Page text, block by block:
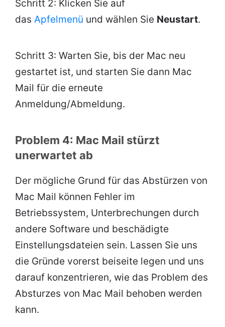
Schritt 2: Klicken Sie auf
das Apfelmenü und wählen Sie Neustart.
Schritt 3: Warten Sie, bis der Mac neu
gestartet ist, und starten Sie dann Mac
Mail für die erneute
Anmeldung/Abmeldung.
Problem 4: Mac Mail stürzt
unerwartet ab
Der mögliche Grund für das Abstürzen von
Mac Mail können Fehler im
Betriebssystem, Unterbrechungen durch
andere Software und beschädigte
Einstellungsdateien sein. Lassen Sie uns
die Gründe vorerst beiseite legen und uns
darauf konzentrieren, wie das Problem des
Absturzes von Mac Mail behoben werden
kann.